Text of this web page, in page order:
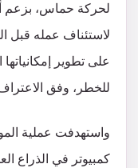
لحركة حماس، بزعم
لاستئناف عمله قبل
على تطوير
للخطر، وفق الاعتراف
واستهدفت عملية
كمبيوتر في الذراع